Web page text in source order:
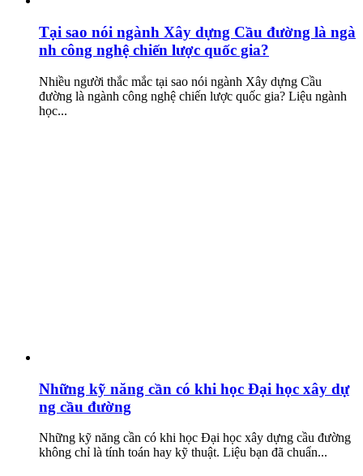
Tại sao nói ngành Xây dựng Cầu đường là ngà
nh công nghệ chiến lược quốc gia?
Nhiều người thắc mắc tại sao nói ngành Xây dựng Cầu
đường là ngành công nghệ chiến lược quốc gia? Liệu ngành
học...
Những kỹ năng cần có khi học Đại học xây dự
ng cầu đường
Những kỹ năng cần có khi học Đại học xây dựng cầu đường
không chỉ là tính toán hay kỹ thuật. Liệu bạn đã chuẩn...